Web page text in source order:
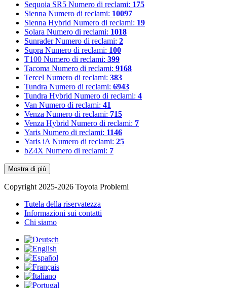
Sequoia SR5 Numero di reclami: 175
Sienna Numero di reclami: 10097
Sienna Hybrid Numero di reclami: 19
Solara Numero di reclami: 1018
Sunrader Numero di reclami: 2
Supra Numero di reclami: 100
T100 Numero di reclami: 399
Tacoma Numero di reclami: 9168
Tercel Numero di reclami: 383
Tundra Numero di reclami: 6943
Tundra Hybrid Numero di reclami: 4
Van Numero di reclami: 41
Venza Numero di reclami: 715
Venza Hybrid Numero di reclami: 7
Yaris Numero di reclami: 1146
Yaris iA Numero di reclami: 25
bZ4X Numero di reclami: 7
Mostra di più
Copyright 2025-2026 Toyota Problemi
Tutela della riservatezza
Informazioni sui contatti
Chi siamo